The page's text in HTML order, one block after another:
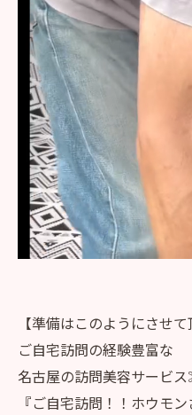
【準備はこのようにさせ
ご自宅訪問の経験豊富な
名古屋の訪問美容サービ
『ご自宅訪問！！ホウモ